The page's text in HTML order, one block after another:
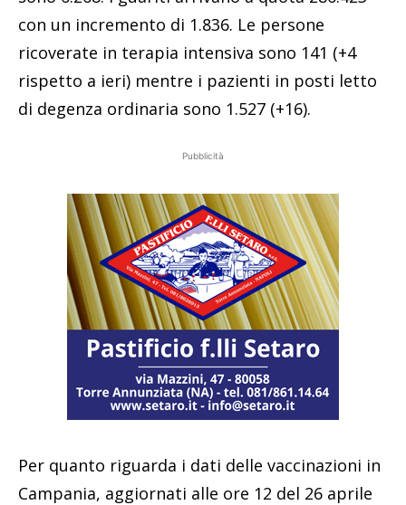
con un incremento di 1.836. Le persone
ricoverate in terapia intensiva sono 141 (+4
rispetto a ieri) mentre i pazienti in posti letto
di degenza ordinaria sono 1.527 (+16).
Pubblicità
Per quanto riguarda i dati delle vaccinazioni in
Campania, aggiornati alle ore 12 del 26 aprile